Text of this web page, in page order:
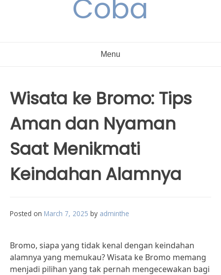
Coba
Menu
Wisata ke Bromo: Tips
Aman dan Nyaman
Saat Menikmati
Keindahan Alamnya
Posted on March 7, 2025 by adminthe
Bromo, siapa yang tidak kenal dengan keindahan
alamnya yang memukau? Wisata ke Bromo memang
menjadi pilihan yang tak pernah mengecewakan bagi